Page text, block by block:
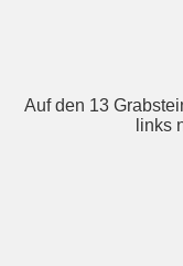
Auf den 13
links